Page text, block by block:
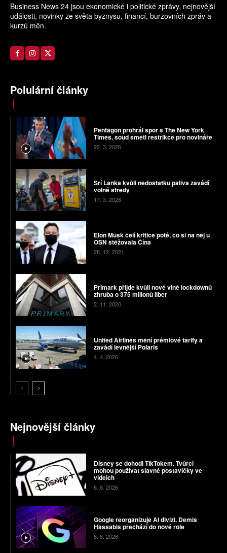
Business News 24 jsou ekonomické i politické zprávy, nejnovější
události, novinky ze světa byznysu, financí, burzovních zpráv a
kurzů měn.
Polulární články
Pentagon prohrál spor s The New York
Times, soud smetl restrikce pro novináře
22. 3. 2026
Srí Lanka kvůli nedostatku paliva zavádí
volné středy
17. 3. 2026
Elon Musk čelí kritice poté, co si na něj u
OSN stěžovala Čína
28. 12. 2021
Primark přijde kvůli nové vlně lockdownů
zhruba o 375 milionů liber
2. 11. 2020
United Airlines mění prémiové tarify a
zavádí levnější Polaris
4. 4. 2026
Nejnovější články
Disney se dohodl TikTokem. Tvůrci
mohou používat slavné postavičky ve
videích
6. 8. 2026
Google reorganizuje AI divizi. Demis
Hassabis přechází do nové role
6. 8. 2026